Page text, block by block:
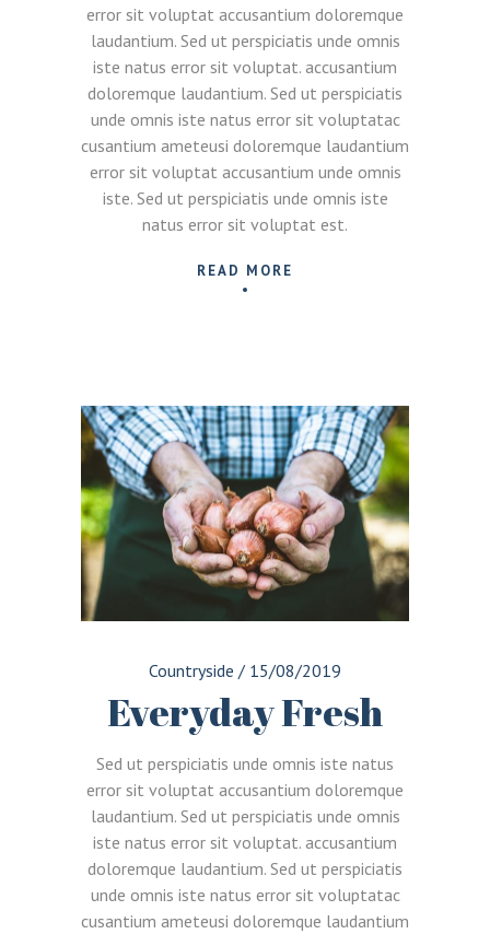
error sit voluptat accusantium doloremque
laudantium. Sed ut perspiciatis unde omnis
iste natus error sit voluptat. accusantium
doloremque laudantium. Sed ut perspiciatis
unde omnis iste natus error sit voluptatac
cusantium ameteusi doloremque laudantium
error sit voluptat accusantium unde omnis
iste. Sed ut perspiciatis unde omnis iste
natus error sit voluptat est.
READ MORE
Countryside / 15/08/2019
Everyday Fresh
Sed ut perspiciatis unde omnis iste natus
error sit voluptat accusantium doloremque
laudantium. Sed ut perspiciatis unde omnis
iste natus error sit voluptat. accusantium
doloremque laudantium. Sed ut perspiciatis
unde omnis iste natus error sit voluptatac
cusantium ameteusi doloremque laudantium